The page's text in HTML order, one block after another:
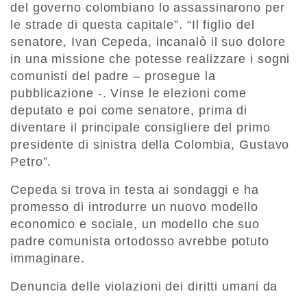
del governo colombiano lo assassinarono per
le strade di questa capitale”. “Il figlio del
senatore, Ivan Cepeda, incanalò il suo dolore
in una missione che potesse realizzare i sogni
comunisti del padre – prosegue la
pubblicazione -. Vinse le elezioni come
deputato e poi come senatore, prima di
diventare il principale consigliere del primo
presidente di sinistra della Colombia, Gustavo
Petro”.
Cepeda si trova in testa ai sondaggi e ha
promesso di introdurre un nuovo modello
economico e sociale, un modello che suo
padre comunista ortodosso avrebbe potuto
immaginare.
Denuncia delle violazioni dei diritti umani da